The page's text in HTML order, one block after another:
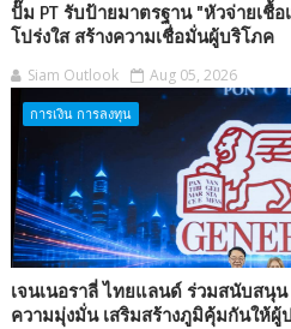
ปั๊ม PT รับป้ายมาตรฐาน "หัวจ่ายเชื้
โปร่งใส สร้างความเชื่อมั่นผู้บริโภค
Siam Outlook Aug 05, 2026
การเงิน การลงทุน
เจนเนอราลี่ ไทยแลนด์ ร่วมสนับสนุน
ความมุ่งมั่น เสริมสร้างภูมิคุ้มกันให้ผู้